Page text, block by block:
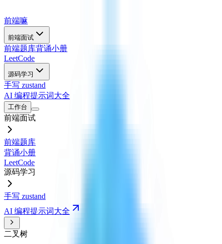
前端嘛
前端面试
前端题库背诵小册
LeetCode
源码学习
手写 zustand
AI 编程提示词大全
工作台
前端面试
前端题库
背诵小册
LeetCode
源码学习
手写 zustand
AI 编程提示词大全
二叉树